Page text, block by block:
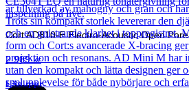
Cort AD810-E Electro-Acoustic Open Pore
2 989kr
Läs mer